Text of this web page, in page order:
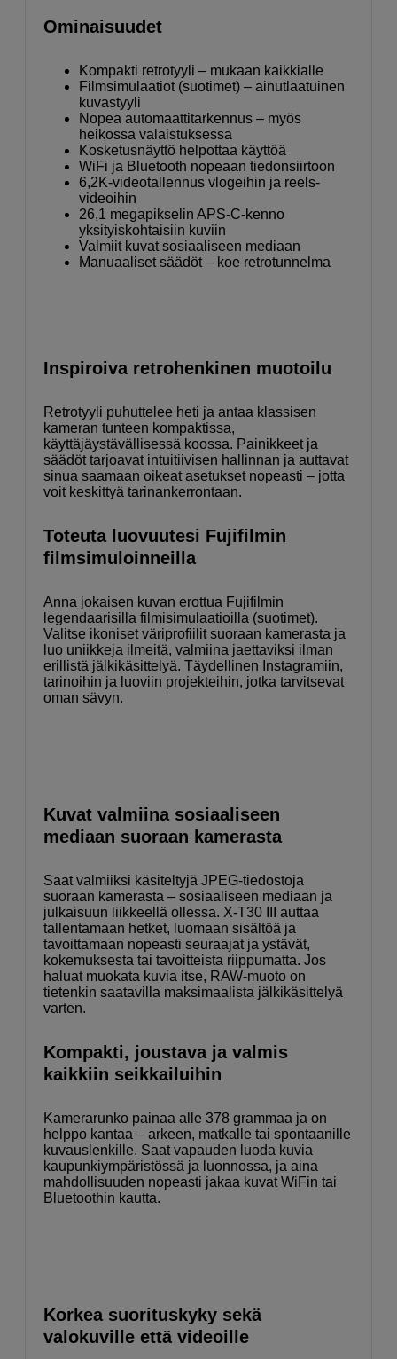
Ominaisuudet
Kompakti retrotyyli – mukaan kaikkialle
Filmsimulaatiot (suotimet) – ainutlaatuinen
kuvastyyli
Nopea automaattitarkennus – myös
heikossa valaistuksessa
Kosketusnäyttö helpottaa käyttöä
WiFi ja Bluetooth nopeaan tiedonsiirtoon
6,2K-videotallennus vlogeihin ja reels-
videoihin
26,1 megapikselin APS-C-kenno
yksityiskohtaisiin kuviin
Valmiit kuvat sosiaaliseen mediaan
Manuaaliset säädöt – koe retrotunnelma
Inspiroiva retrohenkinen muotoilu
Retrotyyli puhuttelee heti ja antaa klassisen
kameran tunteen kompaktissa,
käyttäjäystävällisessä koossa. Painikkeet ja
säädöt tarjoavat intuitiivisen hallinnan ja auttavat
sinua saamaan oikeat asetukset nopeasti – jotta
voit keskittyä tarinankerrontaan.
Toteuta luovuutesi Fujifilmin
filmsimuloinneilla
Anna jokaisen kuvan erottua Fujifilmin
legendaarisilla filmisimulaatioilla (suotimet).
Valitse ikoniset väriprofiilit suoraan kamerasta ja
luo uniikkeja ilmeitä, valmiina jaettaviksi ilman
erillistä jälkikäsittelyä. Täydellinen Instagramiin,
tarinoihin ja luoviin projekteihin, jotka tarvitsevat
oman sävyn.
Kuvat valmiina sosiaaliseen
mediaan suoraan kamerasta
Saat valmiiksi käsiteltyjä JPEG-tiedostoja
suoraan kamerasta – sosiaaliseen mediaan ja
julkaisuun liikkeellä ollessa. X-T30 III auttaa
tallentamaan hetket, luomaan sisältöä ja
tavoittamaan nopeasti seuraajat ja ystävät,
kokemuksesta tai tavoitteista riippumatta. Jos
haluat muokata kuvia itse, RAW-muoto on
tietenkin saatavilla maksimaalista jälkikäsittelyä
varten.
Kompakti, joustava ja valmis
kaikkiin seikkailuihin
Kamerarunko painaa alle 378 grammaa ja on
helppo kantaa – arkeen, matkalle tai spontaanille
kuvauslenkille. Saat vapauden luoda kuvia
kaupunkiympäristössä ja luonnossa, ja aina
mahdollisuuden nopeasti jakaa kuvat WiFin tai
Bluetoothin kautta.
Korkea suorituskyky sekä
valokuville että videoille